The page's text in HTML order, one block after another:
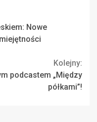
Nowe
Kolejny:
podcastem „Między
półkami”!